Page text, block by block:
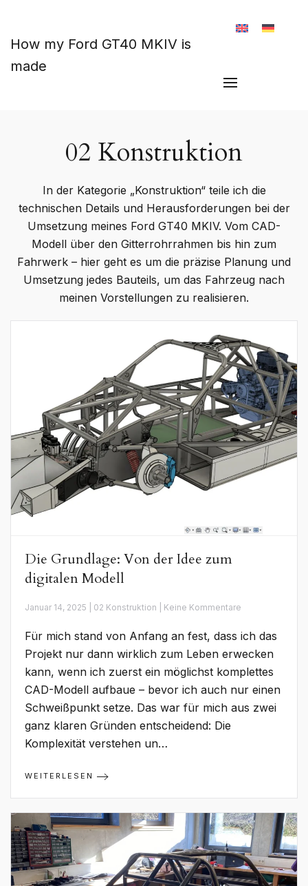
How my Ford GT40 MKIV is
made
02 Konstruktion
In der Kategorie „Konstruktion“ teile ich die
technischen Details und Herausforderungen bei der
Umsetzung meines Ford GT40 MKIV. Vom CAD-
Modell über den Gitterrohrrahmen bis hin zum
Fahrwerk – hier geht es um die präzise Planung und
Umsetzung jedes Bauteils, um das Fahrzeug nach
meinen Vorstellungen zu realisieren.
Die Grundlage: Von der Idee zum
digitalen Modell
Januar 14, 2025 | 02 Konstruktion | Keine Kommentare
Von
der
zum
digitalen
Modell
Für mich stand von Anfang an fest, dass ich das
Projekt nur dann wirklich zum Leben erwecken
kann, wenn ich zuerst ein möglichst komplettes
CAD-Modell aufbaue – bevor ich auch nur einen
Schweißpunkt setze. Das war für mich aus zwei
ganz klaren Gründen entscheidend: Die
Komplexität verstehen un…
WEITERLESEN